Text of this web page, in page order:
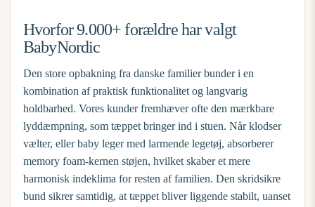
Hvorfor 9.000+ forældre har valgt
BabyNordic
Den store opbakning fra danske familier bunder i en
kombination af praktisk funktionalitet og langvarig
holdbarhed. Vores kunder fremhæver ofte den mærkbare
lyddæmpning, som tæppet bringer ind i stuen. Når klodser
vælter, eller baby leger med larmende legetøj, absorberer
memory foam-kernen støjen, hvilket skaber et mere
harmonisk indeklima for resten af familien. Den skridsikre
bund sikrer samtidig, at tæppet bliver liggende stabilt, uanset